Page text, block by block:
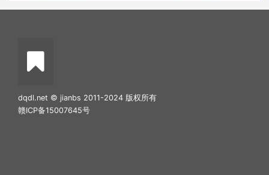
dqdl.net © jianbs 2011-2024 版权所有
赣ICP备15007645号